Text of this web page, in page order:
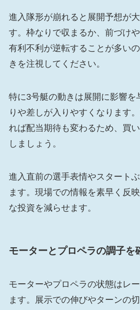
進入隊形が崩れると展開予想が
す。枠なりで収まるか、前づけ
有利不利が逆転することが多い
きを注視してください。
特に3号艇の動きは展開に影響を
りや差しが入りやすくなります
れば配当期待も変わるため、買
しましょう。
進入直前の選手表情やスタート
ます。現場での情報を素早く反
な投資を減らせます。
モーターとプロペラの調子を
モーターやプロペラの状態はレ
ます。展示での伸びやターンの